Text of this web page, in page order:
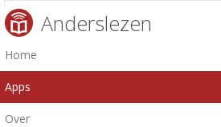
Anderslezen
Home
Apps
Over